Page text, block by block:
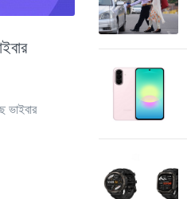
ভাইবার